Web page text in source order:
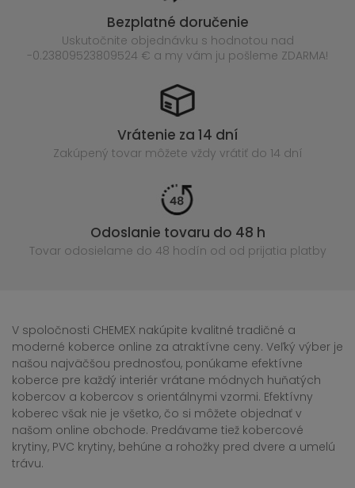
Bezplatné doručenie
Uskutočnite objednávku s hodnotou nad
-0.23809523809524 € a my vám ju pošleme ZDARMA!
Vrátenie za 14 dní
Zakúpený tovar môžete vždy vrátiť do 14 dní
Odoslanie tovaru do 48 h
Tovar odosielame do 48 hodín od od prijatia platby
V spoločnosti CHEMEX nakúpite kvalitné tradičné a
moderné koberce online za atraktívne ceny. Veľký výber je
našou najväčšou prednosťou, ponúkame efektívne
koberce pre každý interiér vrátane módnych huňatých
kobercov a kobercov s orientálnymi vzormi. Efektívny
koberec však nie je všetko, čo si môžete objednať v
našom online obchode. Predávame tiež kobercové
krytiny, PVC krytiny, behúne a rohožky pred dvere a umelú
trávu.